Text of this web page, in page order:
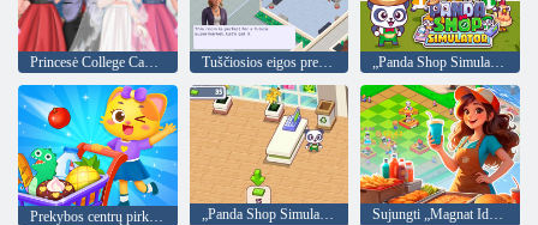
Princesė College Campus Vestuvės Tuščiosios eigos prekybos centro magnatas „Panda Shop Simulator“
„Panda Shop Simulator“ Sujungti „Magnat Ideal Store“